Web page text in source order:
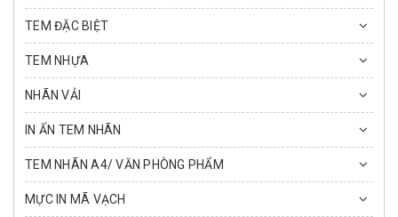
TEM ĐẶC BIỆT
TEM NHỰA
NHÃN VẢI
IN ẤN TEM NHÃN
TEM NHÃN A4/ VĂN PHÒNG PHẨM
MỰC IN MÃ VẠCH